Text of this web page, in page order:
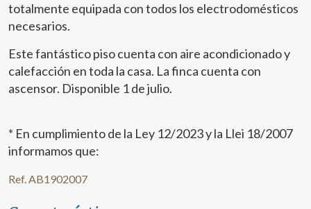
totalmente equipada con todos los electrodomésticos
necesarios.
Este fantástico piso cuenta con aire acondicionado y
calefacción en toda la casa. La finca cuenta con
ascensor. Disponible 1 de julio.
* En cumplimiento de la Ley 12/2023 y la Llei 18/2007
informamos que:
Ref. AB1902007
Modificar cookies